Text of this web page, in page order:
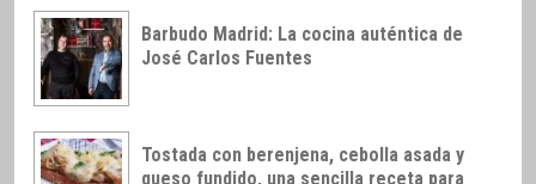
Barbudo Madrid: La cocina auténtica de
José Carlos Fuentes
Tostada con berenjena, cebolla asada y
queso fundido, una sencilla receta para